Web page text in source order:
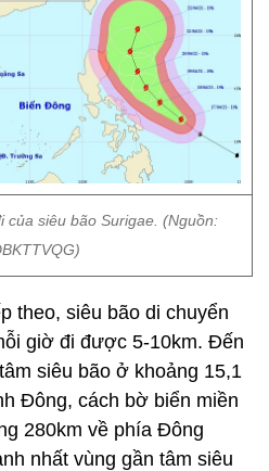
của siêu bão Surigae. (Nguồn:
theo, siêu bão di chuyển
giờ đi được 5-10km. Đến
siêu bão ở khoảng 15,1
Đông, cách bờ biển miền
280km về phía Đông
nhất vùng gần tâm siêu